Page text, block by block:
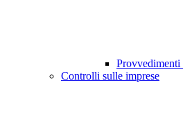
Controlli sulle imprese